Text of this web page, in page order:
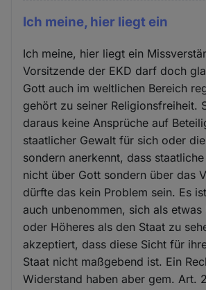
Ich meine, hier liegt ein
Ich meine, hier liegt ein
Vorsitzende der EKD darf doch
Gott auch im weltlichen Bereich
gehört zu seiner Religionsfreiheit.
daraus keine Ansprüche auf
staatlicher Gewalt für sich oder
sondern anerkennt, dass
nicht über Gott sondern über das
dürfte das kein Problem sein. Es
auch unbenommen, sich als etwas
oder Höheres als den Staat zu
akzeptiert, dass diese Sicht für
Staat nicht maßgebend ist. Ein
Widerstand haben aber gem. Art.